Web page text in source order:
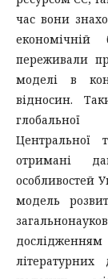
час вони
переживали
моделі в
відносин.
глобальної
Центральної
отримані
особливостей
модель